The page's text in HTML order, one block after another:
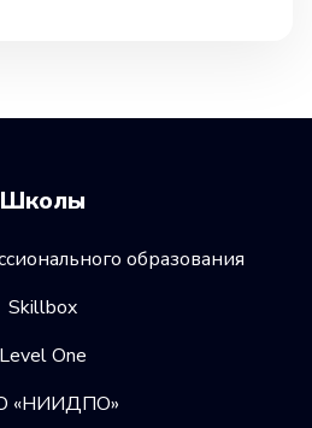
Школы
образования
Skillbox
Level One
«НИИДПО»